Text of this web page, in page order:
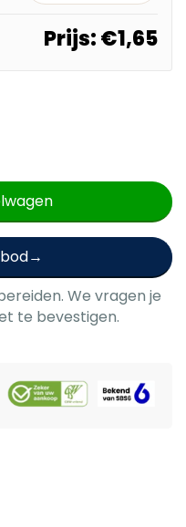
Prijs:€1,65
We vragen je
te bevestigen.